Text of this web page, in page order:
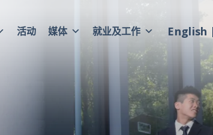
活动 媒体 就业及工作 English